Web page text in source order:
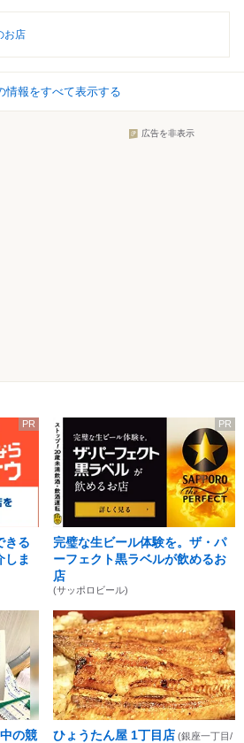
お店
情報をすべて表示する
広告を非表示
PR
きる
しま
PR
完璧な生ビール体験を。ザ・パ
ーフェクト黒ラベルが飲めるお
店
(サッポロビール)
の競
ひょうたん屋 1丁目店 (銀座一丁目/